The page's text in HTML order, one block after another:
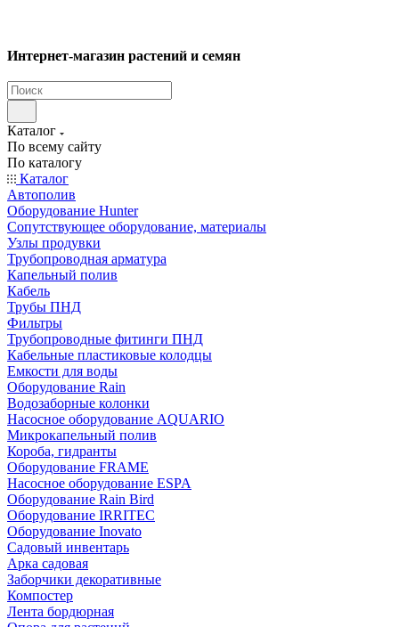
Интернет-магазин растений и семян
Каталог
По всему сайту
По каталогу
Каталог
Автополив
Оборудование Hunter
Сопутствующее оборудование, материалы
Узлы продувки
Трубопроводная арматура
Капельный полив
Кабель
Трубы ПНД
Фильтры
Трубопроводные фитинги ПНД
Кабельные пластиковые колодцы
Емкости для воды
Оборудование Rain
Водозаборные колонки
Насосное оборудование AQUARIO
Микрокапельный полив
Короба, гидранты
Оборудование FRAME
Насосное оборудование ESPA
Оборудование Rain Bird
Оборудование IRRITEC
Оборудование Inovato
Садовый инвентарь
Арка садовая
Заборчики декоративные
Компостер
Лента бордюрная